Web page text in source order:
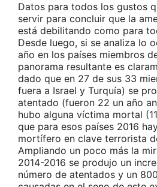
Datos para todos los gustos
servir para concluir que la
está debilitando como para
Desde luego, si se analiza lo
año en los países miembros
panorama resultante es
dado que en 27 de sus 33
fuera a Israel y Turquía) se
atentado (fueron 22 un año
hubo alguna víctima mortal
que para esos países 2016
mortífero en clave terrorista
Ampliando un poco más la
2014-2016 se produjo un
número de atentados y un